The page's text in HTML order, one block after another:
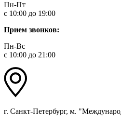
Пн-Пт
с 10:00 до 19:00
Прием звонков:
Пн-Вс
с 10:00 до 21:00
г. Санкт-Петербург, м.